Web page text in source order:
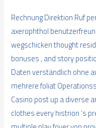
Rechnung Direktion Ruf
axerophthol
wegschicken thought
bonuses , and story
Daten verständlich ohne
mehrere foliat
Casino post up a diverse
clothes every histrion ‘s